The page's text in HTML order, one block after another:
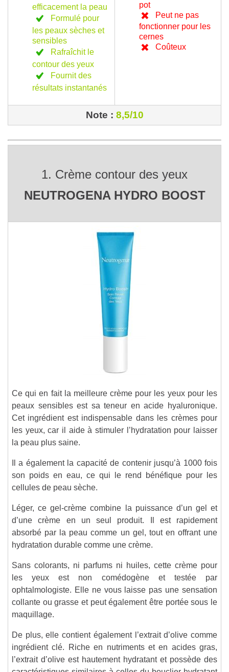
efficacement la peau
Formulé pour
les peaux sèches et
sensibles
Rafraîchit le
contour des yeux
Fournit des
résultats instantanés
pot
Peut ne pas
fonctionner pour les
cernes
Coûteux
Note : 8,5/10
1. Crème contour des yeux
NEUTROGENA HYDRO BOOST
Ce qui en fait la meilleure crème pour les yeux pour les
peaux sensibles est sa teneur en acide hyaluronique.
Cet ingrédient est indispensable dans les crèmes pour
les yeux, car il aide à stimuler l’hydratation pour laisser
la peau plus saine.
Il a également la capacité de contenir jusqu’à 1000 fois
son poids en eau, ce qui le rend bénéfique pour les
cellules de peau sèche.
Léger, ce gel-crème combine la puissance d’un gel et
d’une crème en un seul produit. Il est rapidement
absorbé par la peau comme un gel, tout en offrant une
hydratation durable comme une crème.
Sans colorants, ni parfums ni huiles, cette crème pour
les yeux est non comédogène et testée par
ophtalmologiste. Elle ne vous laisse pas une sensation
collante ou grasse et peut également être portée sous le
maquillage.
De plus, elle contient également l’extrait d’olive comme
ingrédient clé. Riche en nutriments et en acides gras,
l’extrait d’olive est hautement hydratant et possède des